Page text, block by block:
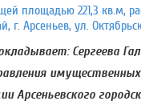
площадью 221,3 кв.м,
г. Арсеньев, ул.
Сергеева
Арсеньевского